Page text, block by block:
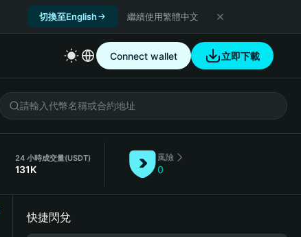
切換至English 繼續使用繁體中文
Connect wallet 立即下載
24 小時成交量(USDT)
131K
風險
0
快捷閃兌